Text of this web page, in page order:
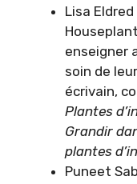
Lisa
enseigner
soin de
écrivain,
Plantes
Grandir
plantes
Puneet